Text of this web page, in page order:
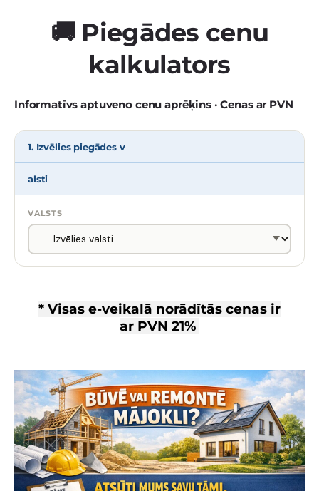
🚚 Piegādes cenu
kalkulators
Informatīvs aptuveno cenu aprēķins · Cenas ar PVN
1. Izvēlies piegādes v
alsti
VALSTS
* Visas e-veikalā norādītās cenas ir
ar PVN 21%